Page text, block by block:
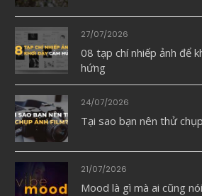
27/07/2026
08 tạp chí nhiếp ảnh để
hứng
24/07/2026
Tại sao bạn nên thử
21/07/2026
Mood là gì mà ai cũng